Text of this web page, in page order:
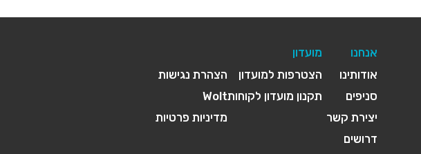
אנחנו
אודותינו
סניפים
יצירת קשר
דרושים
מועדון
הצטרפות למועדון
תקנון מועדון לקוחות
הצהרת נגישות
Wolt
מדיניות פרטיות